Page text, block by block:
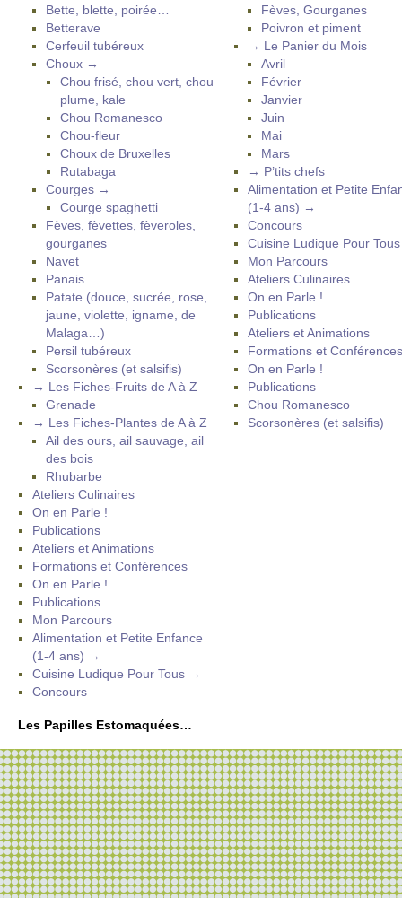
Bette, blette, poirée…
Betterave
Cerfeuil tubéreux
Choux →
Chou frisé, chou vert, chou
plume, kale
Chou Romanesco
Chou-fleur
Choux de Bruxelles
Rutabaga
Courges →
Courge spaghetti
Fèves, fèvettes, fèveroles,
gourganes
Navet
Panais
Patate (douce, sucrée, rose,
jaune, violette, igname, de
Malaga…)
Persil tubéreux
Scorsonères (et salsifis)
→ Les Fiches-Fruits de A à Z
Grenade
→ Les Fiches-Plantes de A à Z
Ail des ours, ail sauvage, ail
des bois
Rhubarbe
Ateliers Culinaires
On en Parle !
Publications
Ateliers et Animations
Formations et Conférences
On en Parle !
Publications
Mon Parcours
Alimentation et Petite Enfance
(1-4 ans) →
Cuisine Ludique Pour Tous →
Concours
Fèves, Gourganes
Poivron et piment
→ Le Panier du Mois
Avril
Février
Janvier
Juin
Mai
Mars
→ P’tits chefs
Alimentation et Petite
(1-4 ans) →
Concours
Cuisine Ludique Pour
Mon Parcours
Ateliers Culinaires
On en Parle !
Publications
Ateliers et Animations
Formations et Conférences
On en Parle !
Publications
Chou Romanesco
Scorsonères (et salsifis)
Les Papilles Estomaquées…